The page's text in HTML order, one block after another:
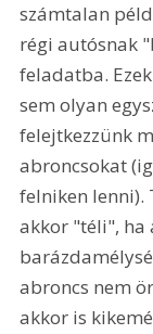
számtalan
régi autósnak
feladatba.
sem olyan
felejtkezzünk
abroncsokat
felniken lenni).
akkor "téli", ha
abroncs nem
akkor is